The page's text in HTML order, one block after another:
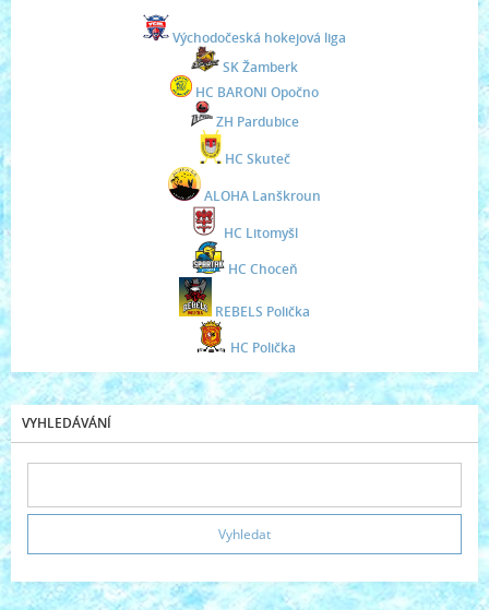
Východočeská hokejová liga
SK Žamberk
HC BARONI Opočno
ZH Pardubice
HC Skuteč
ALOHA Lanškroun
HC Litomyšl
HC Choceň
REBELS Polička
HC Polička
VYHLEDÁVÁNÍ